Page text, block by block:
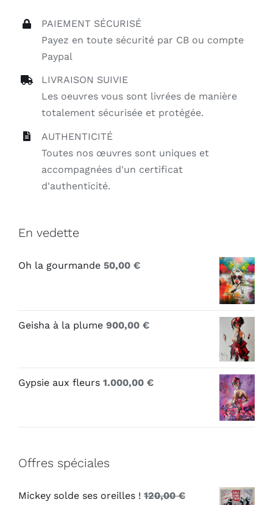
PAIEMENT SÉCURISÉ
Payez en toute sécurité par CB ou compte
Paypal
LIVRAISON SUIVIE
Les oeuvres vous sont livrées de manière
totalement sécurisée et protégée.
AUTHENTICITÉ
Toutes nos œuvres sont uniques et
accompagnées d'un certificat
d'authenticité.
En vedette
Oh la gourmande 50,00 €
Geisha à la plume 900,00 €
Gypsie aux fleurs 1.000,00 €
Offres spéciales
Mickey solde ses oreilles ! 120,00€